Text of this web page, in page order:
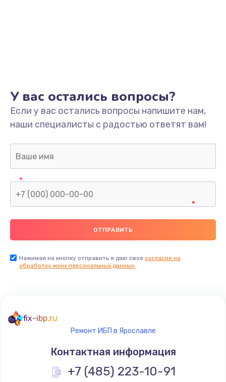
У вас остались вопросы?
Если у вас остались вопросы напишите нам,
наши специалисты с радостью ответят вам!
Нажимая на кнопку отправить я даю свое согласие на
обработку моих персональных данных.
fix-ibp.ru
Ремонт ИБП в Ярославле
Контактная информация
+7 (485) 223-10-91